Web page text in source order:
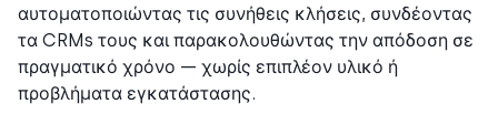
αυτοματοποιώντας τις συνήθεις κλήσεις, συνδέοντας
τα CRMs τους και παρακολουθώντας την απόδοση σε
πραγματικό χρόνο — χωρίς επιπλέον υλικό ή
προβλήματα εγκατάστασης.